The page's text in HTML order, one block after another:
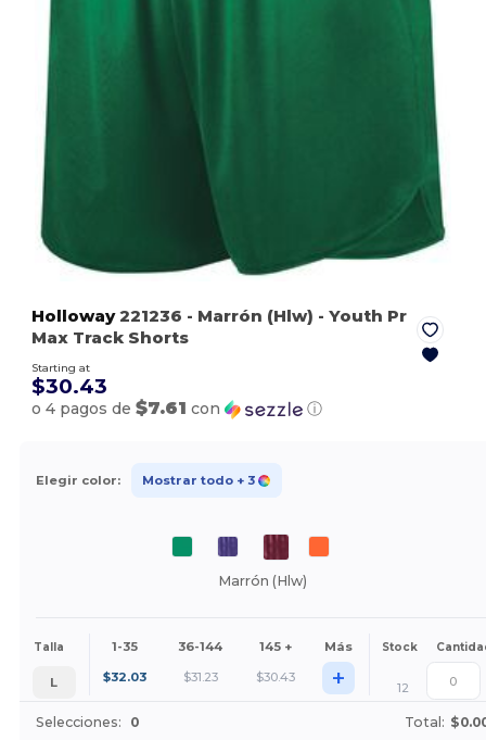
Holloway221236 - Marrón (Hlw) - Youth Pr
Max Track Shorts
Starting at
$30.43
o 4 pagos de$7.61 con ⓘ
Elegir color: Mostrar todo + 3
Marrón (Hlw)
Talla 1-35 36-144 145 + Más Stock
L $32.03 $31.23 $30.43 + 12
Selecciones: 0 Total: